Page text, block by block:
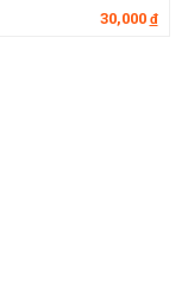
30,000 đ